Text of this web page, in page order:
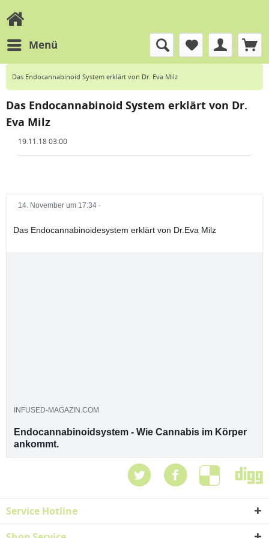
Menü
Das Endocannabinoid System erklärt von Dr. Eva Milz
Das Endocannabinoid System erklärt von Dr.
Eva Milz
19.11.18 03:00
14. November um 17:34 ·
Das Endocannabinoidesystem erklärt von Dr.Eva Milz
INFUSED-MAGAZIN.COM
Endocannabinoidsystem - Wie Cannabis im Körper
ankommt.
Interview mit Dr. Eva
Service Hotline